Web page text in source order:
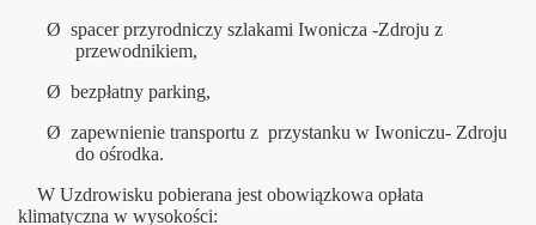
Ø spacer przyrodniczy szlakami Iwonicza -Zdroju z
przewodnikiem,
Ø bezpłatny parking,
Ø zapewnienie transportu z przystanku w Iwoniczu- Zdroju
do ośrodka.
W Uzdrowisku pobierana jest obowiązkowa opłata
klimatyczna w wysokości: